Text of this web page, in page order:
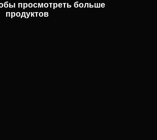
просмотреть больше
продуктов